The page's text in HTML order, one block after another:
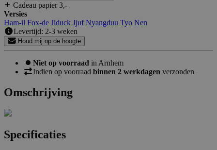
Cadeau papier 3,-
Versies
Ham-il Fox-de Jiduck JjufNyangduu Tyo Nen
Levertijd: 2-3 weken
Houd mij op de hoogte
Niet op voorraad in Arnhem
Indien op voorraad binnen 2 werkdagen verzonden
Omschrijving
Specificaties